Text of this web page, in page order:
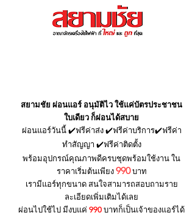
สยามชัย ผ่อนแอร์ อนุมัติไว ใช้แค่บัตรประชาชน
ใบเดียว ก็ผ่อนได้สบาย
ผ่อนแอร์วันนี้ ✔️ฟรีค่าส่ง ✔️ฟรีค่าบริการ✔️ฟรีค่า
ทำสัญญา ✔️ฟรีค่าติดตั้ง
พร้อมอุปกรณ์คุณภาพดีครบชุดพร้อมใช้งาน ใน
ราคาเริ่มต้นเพียง 990บาท
เรามีแอร์ทุกขนาด สนใจสามารถสอบถามราย
ละเอียดเพิ่มเติมได้เลย
ผ่อนไปใช้ไป มีงบแค่ 990 บาทก็เป็นเจ้าของแอร์ได้